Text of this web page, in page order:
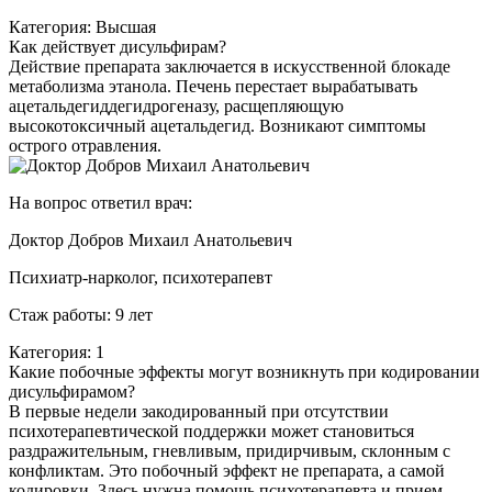
Категория: Высшая
Как действует дисульфирам?
Действие препарата заключается в искусственной блокаде
метаболизма этанола. Печень перестает вырабатывать
ацетальдегиддегидрогеназу, расщепляющую
высокотоксичный ацетальдегид. Возникают симптомы
острого отравления.
На вопрос ответил врач:
Доктор Добров Михаил Анатольевич
Психиатр-нарколог, психотерапевт
Стаж работы: 9 лет
Категория: 1
Какие побочные эффекты могут возникнуть при кодировании
дисульфирамом?
В первые недели закодированный при отсутствии
психотерапевтической поддержки может становиться
раздражительным, гневливым, придирчивым, склонным с
конфликтам. Это побочный эффект не препарата, а самой